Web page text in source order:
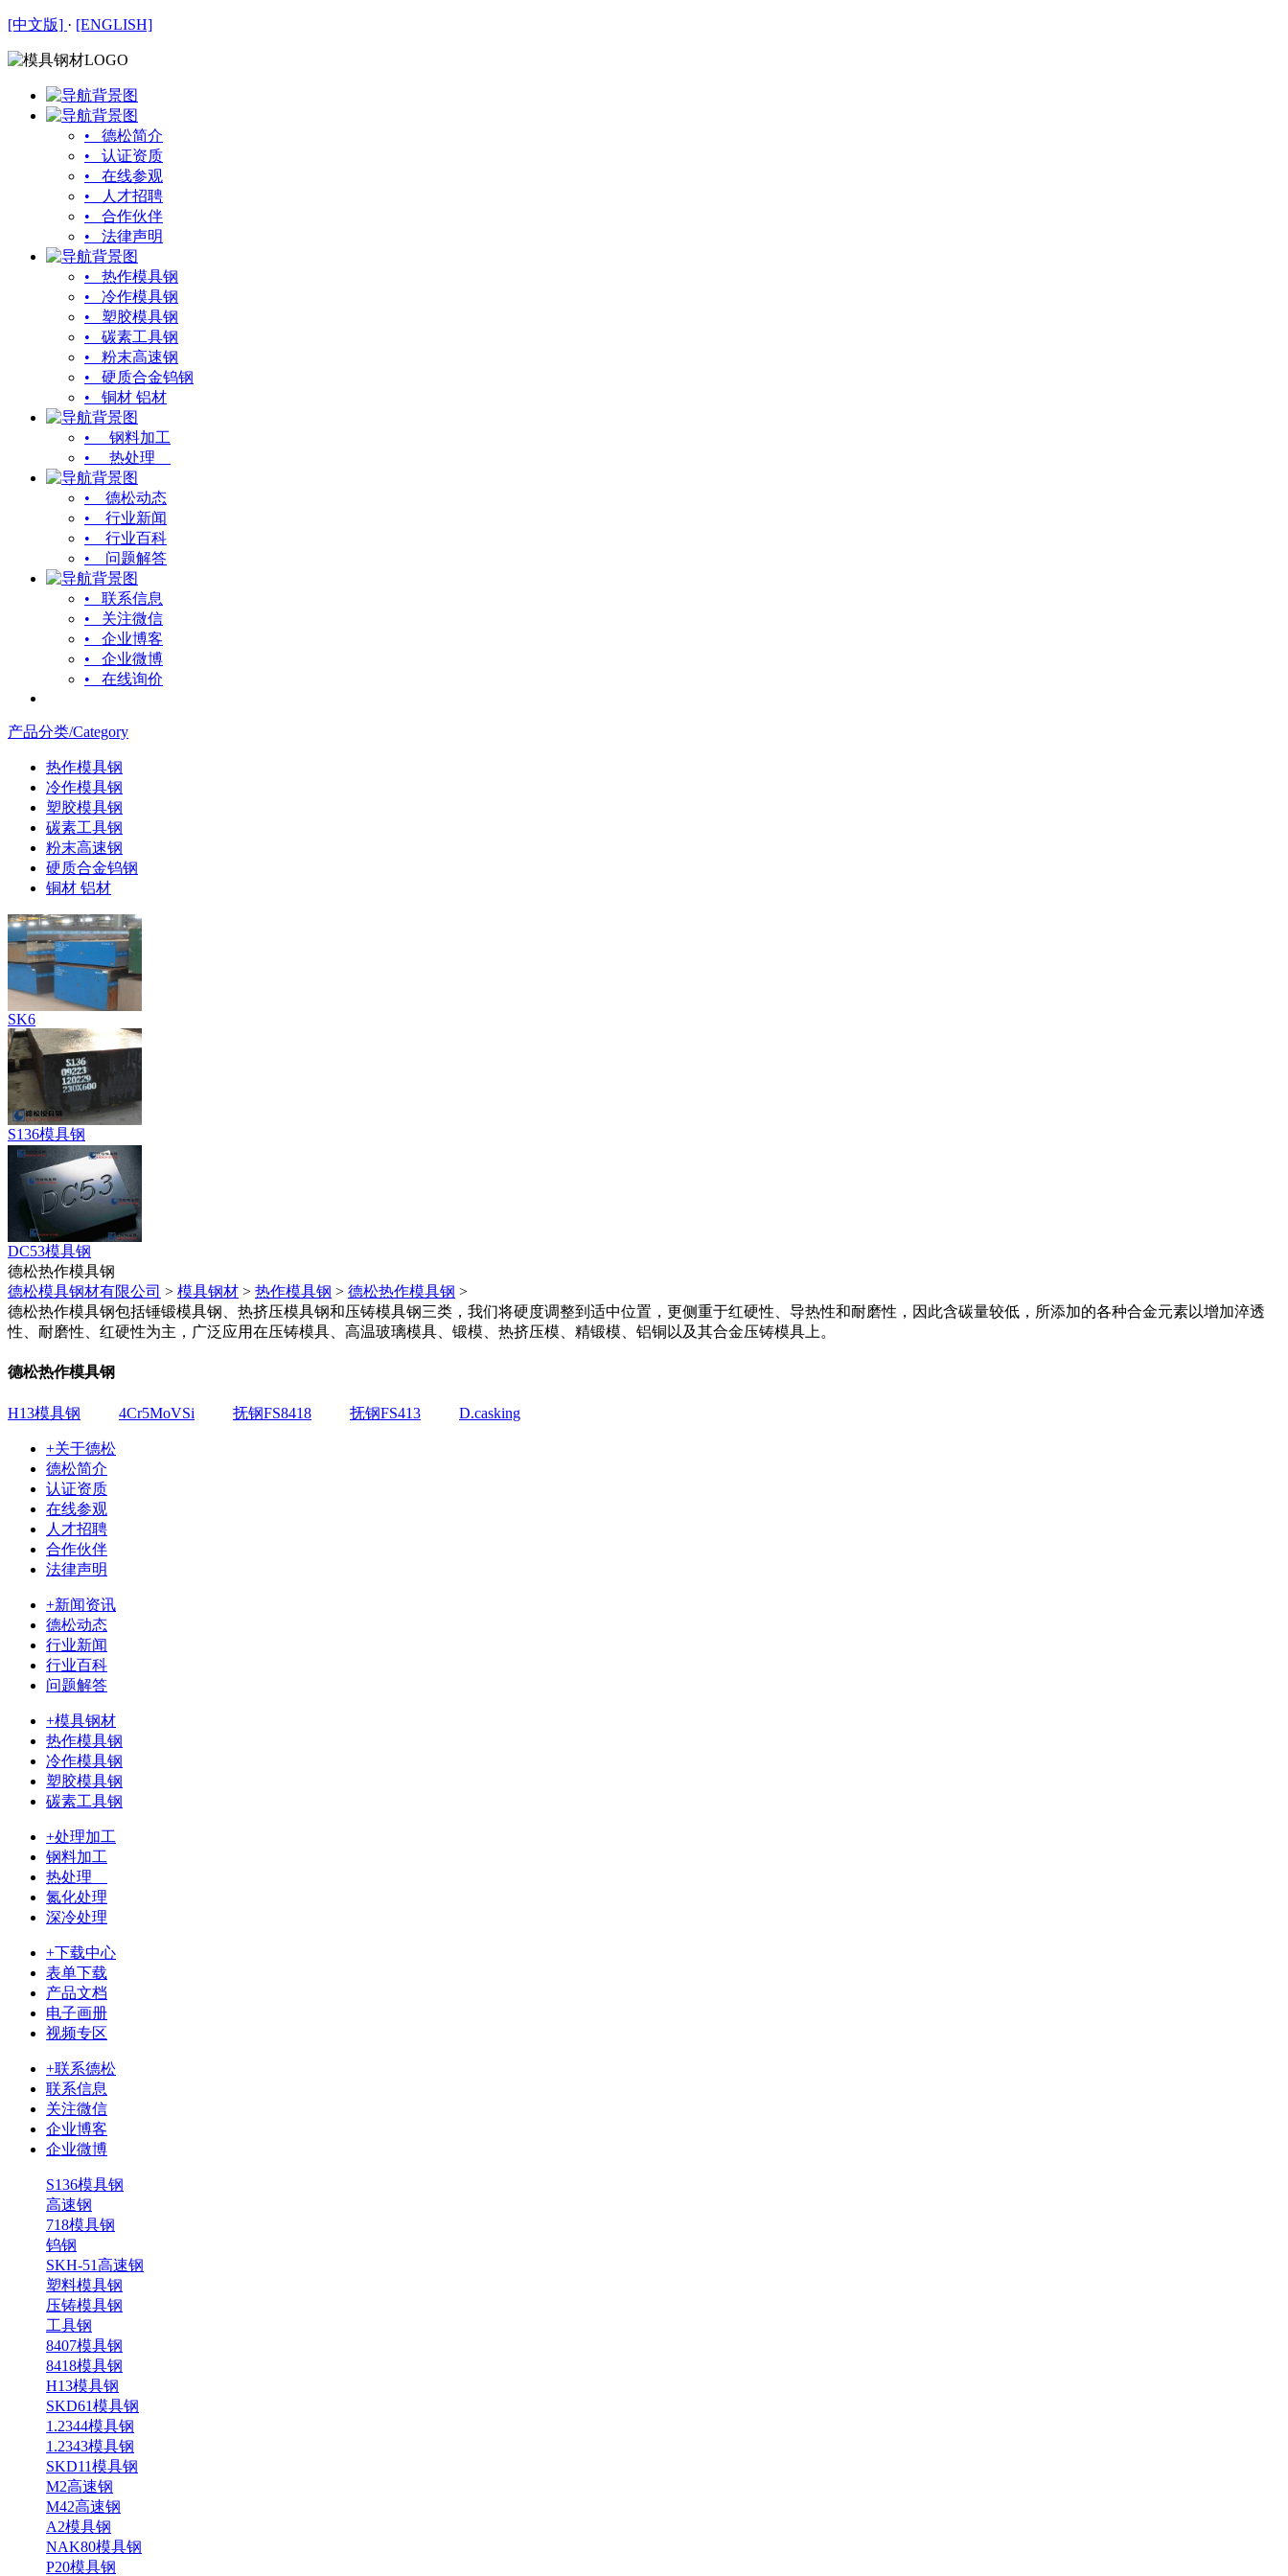
[中文版] · [ENGLISH]
• 德松简介
• 认证资质
• 在线参观
• 人才招聘
• 合作伙伴
• 法律声明
• 热作模具钢
• 冷作模具钢
• 塑胶模具钢
• 碳素工具钢
• 粉末高速钢
• 硬质合金钨钢
• 铜材 铝材
• 钢料加工
• 热处理
• 德松动态
• 行业新闻
• 行业百科
• 问题解答
• 联系信息
• 关注微信
• 企业博客
• 企业微博
• 在线询价
产品分类/Category
热作模具钢
冷作模具钢
塑胶模具钢
碳素工具钢
粉末高速钢
硬质合金钨钢
铜材 铝材
SK6
S136模具钢
DC53模具钢
德松热作模具钢
德松模具钢材有限公司 > 模具钢材 > 热作模具钢 > 德松热作模具钢 >
德松热作模具钢包括锤锻模具钢、热挤压模具钢和压铸模具钢三类，我们将硬度调整到适中位置，更侧重于红硬性、导热性和耐磨性，因此含碳量较低，所添加的各种合金元素以增加淬透
性、耐磨性、红硬性为主，广泛应用在压铸模具、高温玻璃模具、锻模、热挤压模、精锻模、铝铜以及其合金压铸模具上。
德松热作模具钢
H13模具钢 4Cr5MoVSi 抚钢FS8418 抚钢FS413 D.casking
+关于德松
德松简介
认证资质
在线参观
人才招聘
合作伙伴
法律声明
+新闻资讯
德松动态
行业新闻
行业百科
问题解答
+模具钢材
热作模具钢
冷作模具钢
塑胶模具钢
碳素工具钢
+处理加工
钢料加工
热处理
氮化处理
深冷处理
+下载中心
表单下载
产品文档
电子画册
视频专区
+联系德松
联系信息
关注微信
企业博客
企业微博
S136模具钢
高速钢
718模具钢
钨钢
SKH-51高速钢
塑料模具钢
压铸模具钢
工具钢
8407模具钢
8418模具钢
H13模具钢
SKD61模具钢
1.2344模具钢
1.2343模具钢
SKD11模具钢
M2高速钢
M42高速钢
A2模具钢
NAK80模具钢
P20模具钢